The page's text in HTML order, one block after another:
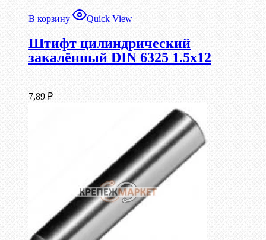
В корзину Quick View
Штифт цилиндрический
закалённый DIN 6325 1.5х12
7,89 ₽